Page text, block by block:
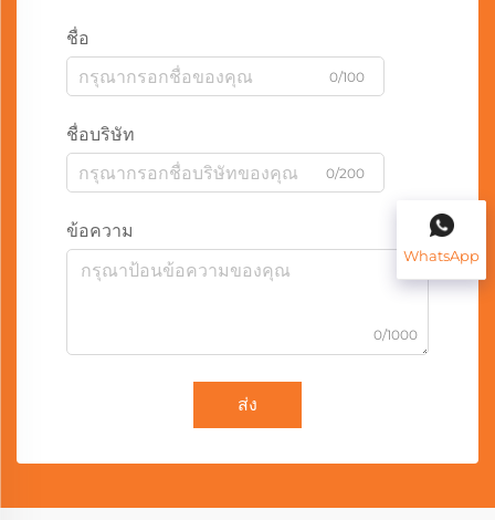
ชื่อ
0/100
ชื่อบริษัท
0/200
ข้อความ
0/1000
ส่ง
WhatsApp